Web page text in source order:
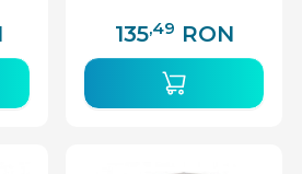
135,49 RON